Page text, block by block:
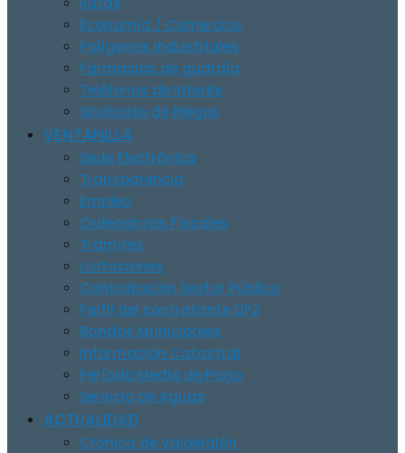
Economía / Comercios
Polígonos Industriales
Farmacias de guardia
Teléfonos de Interés
Sindicato de Riegos
VENTANILLA
Sede Electrónica
Transparencia
Empleo
Ordenanzas Fiscales
Trámites
Licitaciones
Contratación Sector Público
Perfil del contratante DPZ
Bandos Municipales
Información Catastral
Período Medio de Pago
Servicio de Aguas
ACTUALIDAD
Crónica de Valdejalón